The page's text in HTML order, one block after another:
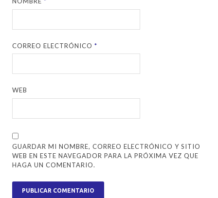
CORREO ELECTRÓNICO*
WEB
GUARDAR MI NOMBRE, CORREO ELECTRÓNICO Y SITIO
WEB EN ESTE NAVEGADOR PARA LA PRÓXIMA VEZ QUE
HAGA UN COMENTARIO.